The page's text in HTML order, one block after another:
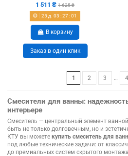
1 511 ₴1 625 ₴
25 д. 03 :27:00
В корзину
Заказ в один клик
1 2 3 …
Смесители для ванны:
интерьере
Смеситель — центральный элемент
быть не только долговечным, но и
КТУ вы можете купить смеситель для
под любые технические задачи: от
до премиальных систем скрытого